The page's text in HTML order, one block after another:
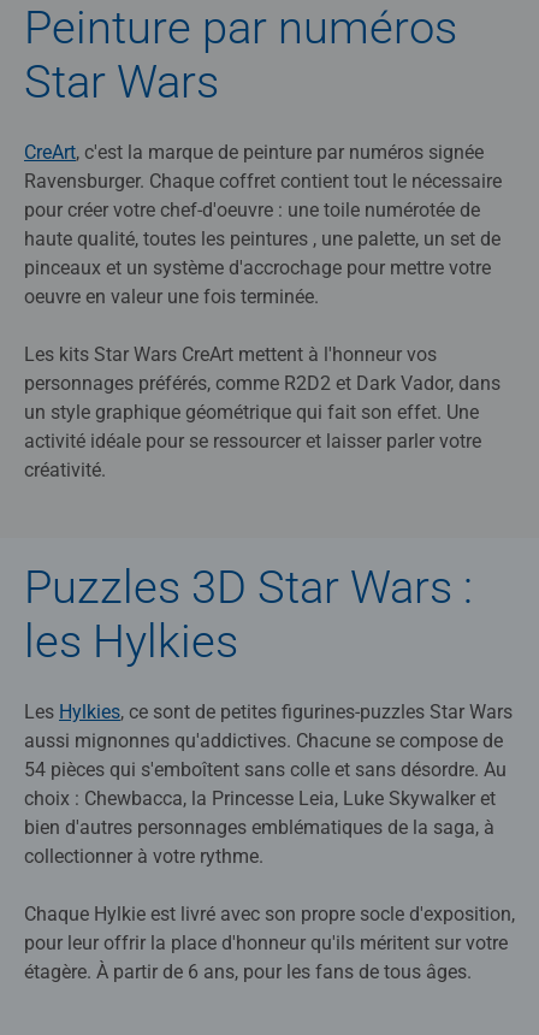
Peinture par numéros
Star Wars
CreArt, c'est la marque de peinture par numéros signée
Ravensburger. Chaque coffret contient tout le nécessaire
pour créer votre chef-d'oeuvre : une toile numérotée de
haute qualité, toutes les peintures , une palette, un set de
pinceaux et un système d'accrochage pour mettre votre
oeuvre en valeur une fois terminée.
Les kits Star Wars CreArt mettent à l'honneur vos
personnages préférés, comme R2D2 et Dark Vador, dans
un style graphique géométrique qui fait son effet. Une
activité idéale pour se ressourcer et laisser parler votre
créativité.
Puzzles 3D Star Wars :
les Hylkies
Les Hylkies, ce sont de petites figurines-puzzles Star Wars
aussi mignonnes qu'addictives. Chacune se compose de
54 pièces qui s'emboîtent sans colle et sans désordre. Au
choix : Chewbacca, la Princesse Leia, Luke Skywalker et
bien d'autres personnages emblématiques de la saga, à
collectionner à votre rythme.
Chaque Hylkie est livré avec son propre socle d'exposition,
pour leur offrir la place d'honneur qu'ils méritent sur votre
étagère. À partir de 6 ans, pour les fans de tous âges.